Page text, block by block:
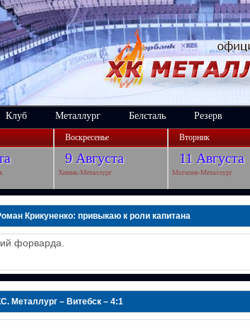
Клуб Металлург Белсталь Резерв
Воскресенье Вторник
9 Августа 11 Августа
Химик-Металлург Могилев-Металлург
Крикуненко: привыкаю к роли капитана
форварда.
Металлург – Витебск – 4:1